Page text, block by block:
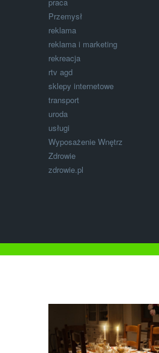
Przemysł
reklama
reklama i marketing
rekreacja
rtv agd
sklepy internetowe
transport
uroda
usługi
Wyposażenie Wnętrz
Zdrowie
zdrowie.pl